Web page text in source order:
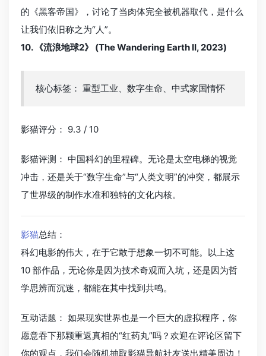
的《黑客帝国》，讨论了当肉体完全被机器取代，是什么
让我们依旧称之为“人”。
10. 《流浪地球2》 (The Wandering Earth II, 2023)
核心标签： 重型工业、数字生命、中式家国情怀
影猫评分： 9.3 / 10
影猫评测： 中国科幻的里程碑。无论是太空电梯的视觉
冲击，还是关于“数字生命”与“人类文明”的冲突，都展示
了世界级的制作水准和独特的文化内核。
影猫总结：
科幻电影的伟大，在于它敢于想象一切不可能。以上这
10 部作品，无论你是因为技术奇观而入坑，还是因为哲
学思辨而沉迷，都能在其中找到共鸣。
互动话题： 如果现实世界也是一个巨大的虚拟程序，你
愿意吞下那颗重返真相的“红药丸”吗？欢迎在评论区留下
你的观点，我们会随机抽取影猫导航社友送出精美周边！